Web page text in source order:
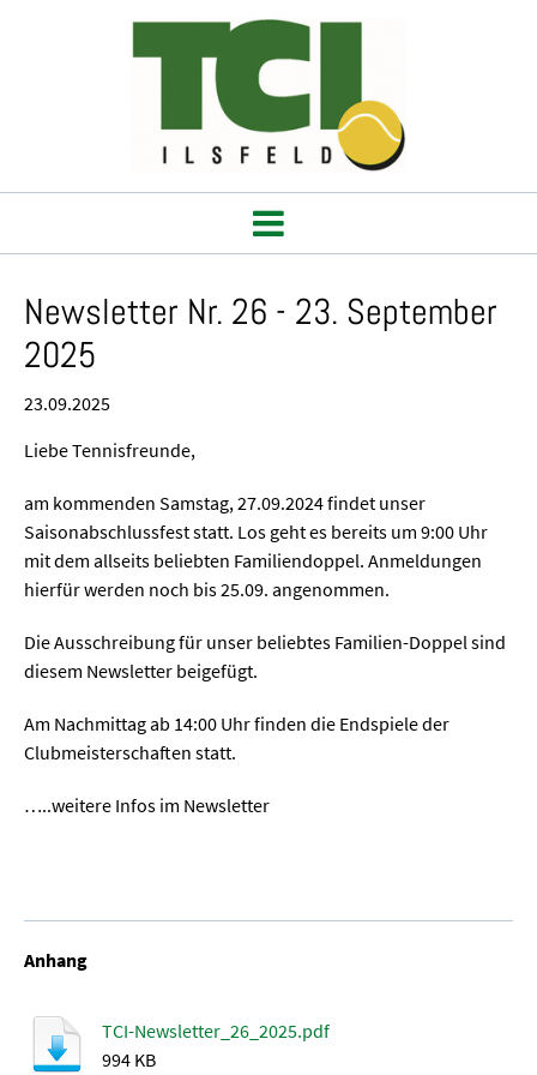
Newsletter Nr. 26 - 23. September
2025
23.09.2025
Liebe Tennisfreunde,
am kommenden Samstag, 27.09.2024 findet unser
Saisonabschlussfest statt. Los geht es bereits um 9:00 Uhr
mit dem allseits beliebten Familiendoppel. Anmeldungen
hierfür werden noch bis 25.09. angenommen.
Die Ausschreibung für unser beliebtes Familien-Doppel sind
diesem Newsletter beigefügt.
Am Nachmittag ab 14:00 Uhr finden die Endspiele der
Clubmeisterschaften statt.
…..weitere Infos im Newsletter
Anhang
TCI-Newsletter_26_2025.pdf
994 KB